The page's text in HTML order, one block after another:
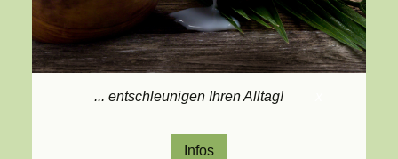
... entschleunigen Ihren Alltag!
Infos